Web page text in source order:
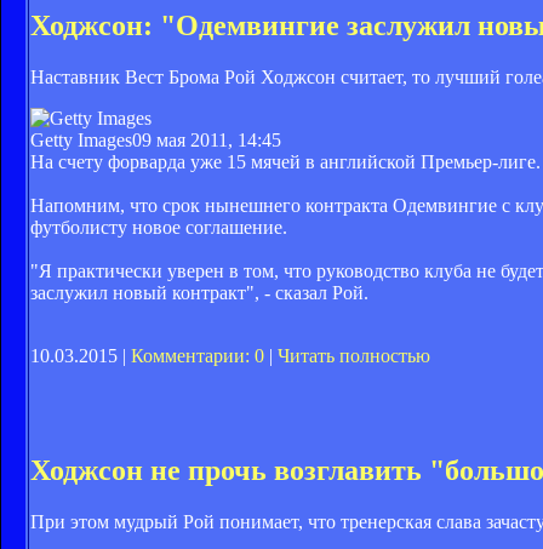
Ходжсон: "Одемвингие заслужил
Наставник Вест Брома Рой Ходжсон считает, то лучший
Getty Images09 мая 2011, 14:45
На счету форварда уже 15 мячей в английской Премьер-лиге.
Напомним, что срок нынешнего контракта Одемвингие с
футболисту новое соглашение.
"Я практически уверен в том, что руководство клуба не
заслужил новый контракт", - сказал Рой.
10.03.2015 | Комментарии: 0 | Читать полностью
Ходжсон не прочь возглавить
При этом мудрый Рой понимает, что тренерская слава